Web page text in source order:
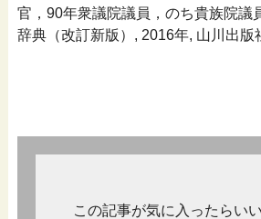
官，90年衆議院議員，のち貴族院議
辞典（改訂新版）, 2016年, 山川出版
この記事が気に入ったらい